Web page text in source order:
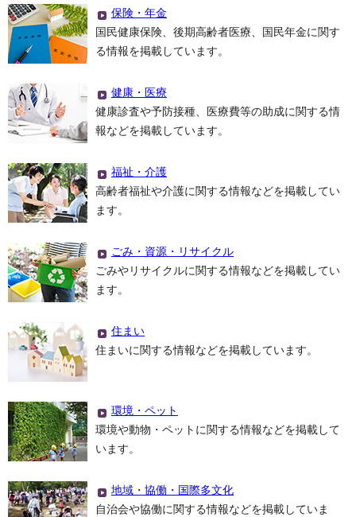
保険・年金
国民健康保険、後期高齢者医療、国民年金に関す
る情報を掲載しています。
健康・医療
健康診査や予防接種、医療費等の助成に関する情
報などを掲載しています。
福祉・介護
高齢者福祉や介護に関する情報などを掲載してい
ます。
ごみ・資源・リサイクル
ごみやリサイクルに関する情報などを掲載してい
ます。
住まい
住まいに関する情報などを掲載しています。
環境・ペット
環境や動物・ペットに関する情報などを掲載して
います。
地域・協働・国際多文化
自治会や協働に関する情報などを掲載していま